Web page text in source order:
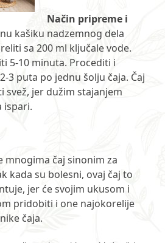
Način pripreme i
kašiku nadzemnog dela
sa 200 ml ključale vode.
5-10 minuta. Procediti i
3 puta po jednu šolju čaja. Čaj
svež, jer dužim stajanjem
ispari.
mnogima čaj sinonim za
kada su bolesni, ovaj čaj to
jer će svojim ukusom i
pridobiti i one najokorelije
čaja.